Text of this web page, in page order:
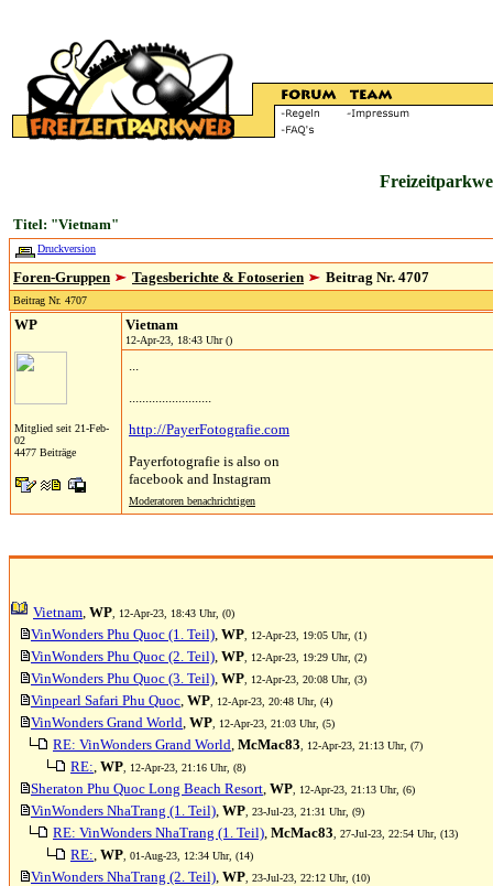
Titel: "Vietnam"
Druckversion
Foren-Gruppen Tagesberichte & Fotoserien Beitrag Nr. 4707
Beitrag Nr. 4707
WP
Mitglied seit 21-Feb-
02
4477 Beiträge
Vietnam
12-Apr-23, 18:43 Uhr ()
...
.........................
http://PayerFotografie.com
Payerfotografie is also on
facebook and Instagram
Moderatoren benachrichtigen
Vietnam, WP , 12-Apr-23, 18:43 Uhr, (0)
VinWonders Phu Quoc (1. Teil), WP , 12-Apr-23, 19:05 Uhr, (1)
VinWonders Phu Quoc (2. Teil), WP , 12-Apr-23, 19:29 Uhr, (2)
VinWonders Phu Quoc (3. Teil), WP , 12-Apr-23, 20:08 Uhr, (3)
Vinpearl Safari Phu Quoc, WP , 12-Apr-23, 20:48 Uhr, (4)
VinWonders Grand World, WP , 12-Apr-23, 21:03 Uhr, (5)
RE: VinWonders Grand World, McMac83 , 12-Apr-23, 21:13 Uhr, (7)
RE:, WP , 12-Apr-23, 21:16 Uhr, (8)
Sheraton Phu Quoc Long Beach Resort, WP , 12-Apr-23, 21:13 Uhr, (6)
VinWonders NhaTrang (1. Teil), WP , 23-Jul-23, 21:31 Uhr, (9)
RE: VinWonders NhaTrang (1. Teil), McMac83 , 27-Jul-23, 22:54 Uhr, (13)
RE:, WP , 01-Aug-23, 12:34 Uhr, (14)
VinWonders NhaTrang (2. Teil), WP , 23-Jul-23, 22:12 Uhr, (10)